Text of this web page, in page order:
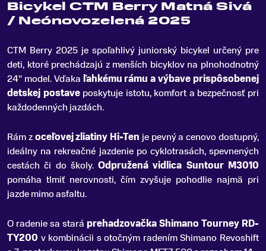
Bicykel CTM Berry Matná Sivá
/ Neónovozelená 2025
CTM Berry 2025 je spoľahlivý juniorský bicykel určený pre
deti, ktoré prechádzajú z menších bicyklov na plnohodnotný
24" model.Vďaka ľahkému rámu a výbave prispôsobenej
detskej postaveposkytuje istotu, komfort a bezpečnosť pri
každodenných jazdách.
Rám zoceľovej zliatiny Hi-Ten je pevný a cenovo dostupný,
ideálny na rekreačné jazdenie po cyklotrasách, spevnených
cestách či do školy.Odpružená vidlica Suntour M3010
pomáha tlmiť nerovnosti, čím zvyšuje pohodlie najmä pri
jazde mimo asfaltu.
O radenie sa stará prehadzovačka Shimano Tourney RD-
TY200 v kombinácii s otočným radením Shimano Revoshift